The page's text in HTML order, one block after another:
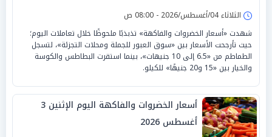
الثلاثاء 04/أغسطس/2026 - 08:00 ص
شهدت «أسعار الخضروات والفاكهة» تذبذبًا ملحوظًا خلال تعاملات اليوم؛
حيث تأرجحت الأسعار بين «سوق العبور للجملة ومحلات التجزئة»، لتسجل
الطماطم من «6.5 إلى 10 جنيهات»، بينما استقرت البطاطس والكوسة
والخيار بين «15 و20 جنيهًا» للكيلو.
أسعار الخضروات والفاكهة اليوم الإثنين 3
أغسطس 2026